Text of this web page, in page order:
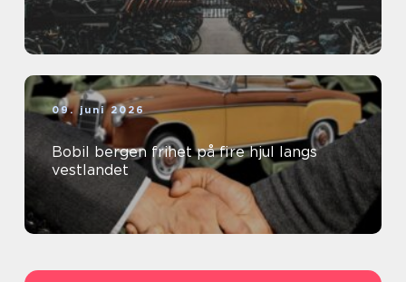
09. juni 2026
Bobil bergen frihet på fire hjul langs
vestlandet